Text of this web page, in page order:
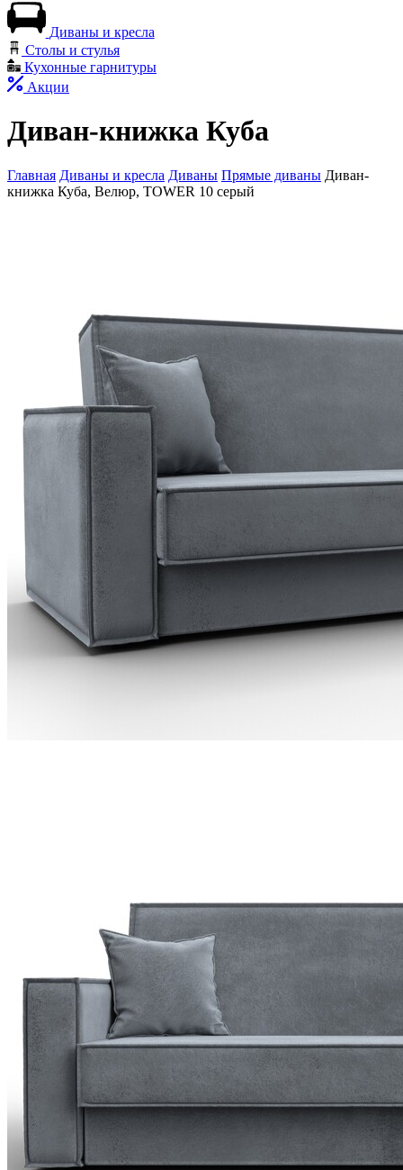
Диваны и кресла
Столы и стулья
Кухонные гарнитуры
Акции
Диван-книжка Куба
Главная Диваны и кресла Диваны Прямые диваны Диван-
книжка Куба, Велюр, TOWER 10 серый